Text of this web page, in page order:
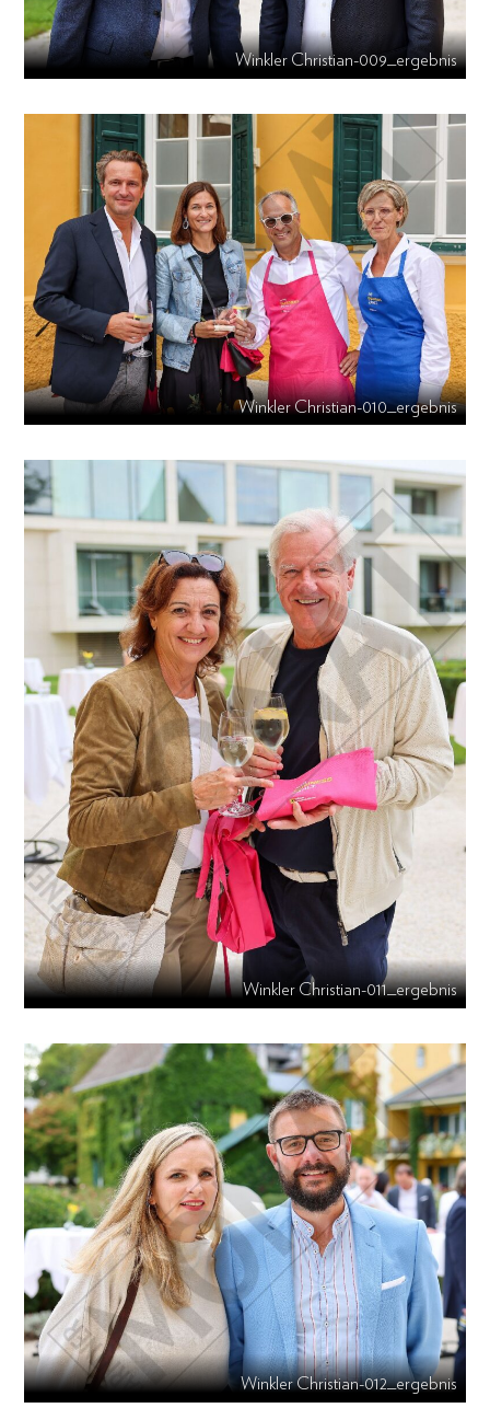
Winkler Christian-009_ergebnis
Winkler Christian-010_ergebnis
Winkler Christian-011_ergebnis
Winkler Christian-012_ergebnis